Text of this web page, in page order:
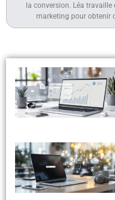
la conversion. Léa
marketing pour obtenir